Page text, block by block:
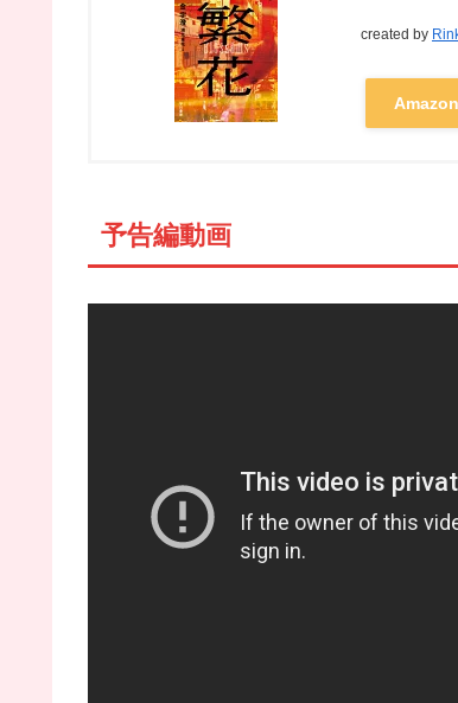
created by
Amazon
予告編動画